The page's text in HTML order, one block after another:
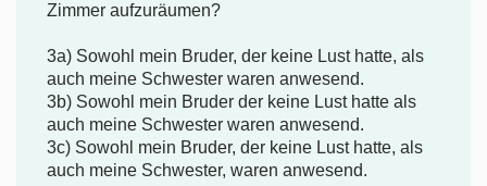
Zimmer aufzuräumen?
3a) Sowohl mein Bruder, der keine Lust hatte, als
auch meine Schwester waren anwesend.
3b) Sowohl mein Bruder der keine Lust hatte als
auch meine Schwester waren anwesend.
3c) Sowohl mein Bruder, der keine Lust hatte, als
auch meine Schwester, waren anwesend.